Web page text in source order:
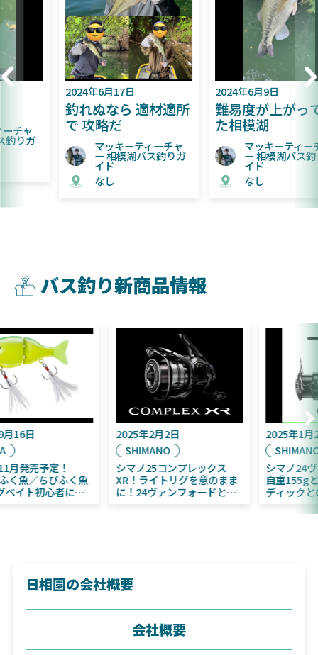
2024年6月17日
釣れぬなら 適材適所
で 攻略だ
マッキーティーチャ
ー 相模湖バス釣りガ
2024年6月9日
難易度が上がってき
た相模湖
マッキーティーチャ
ー 相模湖バス釣りガ
バス釣り新商品情報
2025年9月16日
2025年11月発売予定！
DAIWA ふく魚／ちびふく魚
はビッグベイト初心者にお
2025年2月2日
SHIMANO
シマノ25コンプレックス
XR！ライトリグを意のまま
に！24ヴァンフォードとの
日相園の会社概要
会社概要